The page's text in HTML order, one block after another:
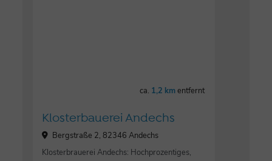
ca. 1,2 kmentfernt
Klosterbauerei Andechs
Bergstraße 2, 82346 Andechs
Klosterbrauerei Andechs: Hochprozentiges,